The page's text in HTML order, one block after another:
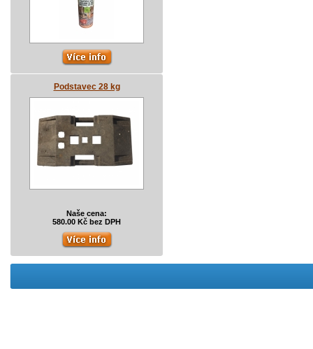
Podstavec 28 kg
Naše cena:
580.00 Kč bez DPH